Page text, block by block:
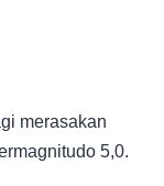
merasakan
5,0.